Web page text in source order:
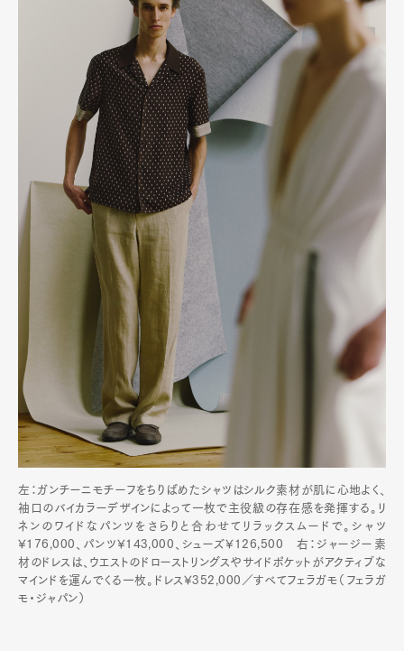
左：ガンチーニモチーフをちりばめたシャツはシルク素材が肌に心地よく、
袖口のバイカラーデザインによって一枚で主役級の存在感を発揮する。リ
ネンのワイドなパンツをさらりと合わせてリラックスムードで。シャツ
¥176,000、パンツ¥143,000、シューズ¥126,500 右：ジャージー素
材のドレスは、ウエストのドローストリングスやサイドポケットがアクティブな
マインドを運んでくる一枚。ドレス¥352,000／すべてフェラガモ（フェラガ
モ・ジャパン）